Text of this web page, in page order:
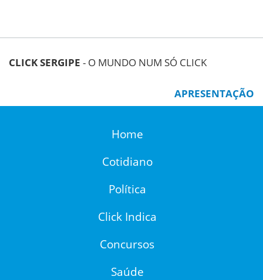
CLICK SERGIPE - O MUNDO NUM SÓ CLICK
APRESENTAÇÃO
Home
Cotidiano
Política
Click Indica
Concursos
Saúde